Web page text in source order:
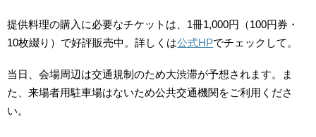
提供料理の購入に必要なチケットは、1冊1,000円（100円券・
10枚綴り）で好評販売中。詳しくは公式HPでチェックして。
当日、会場周辺は交通規制のため大渋滞が予想されます。ま
た、来場者用駐車場はないため公共交通機関をご利用くださ
い。